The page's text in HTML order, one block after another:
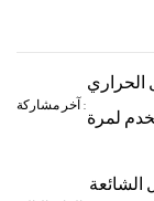
آخر مشاركة :
الحراري
لمرة